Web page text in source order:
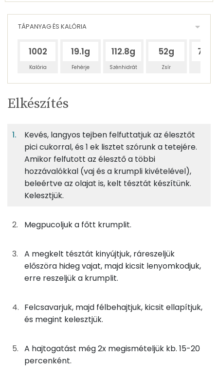
TÁPANYAG ÉS KALÓRIA
1002
Kalória
19.1g
Fehérje
112.8g
Szénhidrát
52g
Zsír
Egy
adagban
7%
Fehérje
44%
Szénhidrát
20%
Zsír
133g finomliszt
485 kcal
9gtojás
2gsó
14gnapraforgó olaj
125 kcal
42gvaj
299 kcal
1gcukor
TÁPANYAGTARTALOM
Egy
adagban
6
adagban
100
grammban
7%
Fehérje
44%
Szénhidrát
20%
Zsír
28%
Víz
TOP ásványi anyagok
Nátrium
Kálcium
Magnézium
TOP vitaminok
Kolin:
Elkészítés
Kevés, langyos tejben felfuttatjuk az élesztőt
pici cukorral, és 1 ek lisztet szórunk a tetejére.
Amikor felfutott az élesztő a többi
hozzávalókkal (vaj és a krumpli kivételével),
beleértve az olajat is, kelt tésztát készítünk.
Kelesztjük.
Megpucoljuk a főtt krumplit.
A megkelt tésztát kinyújtjuk, ráreszeljük
előszöra hideg vajat, majd kicsit lenyomkodjuk,
erre reszeljük a krumplit.
Felcsavarjuk, majd félbehajtjuk, kicsit ellapítjuk,
és megint kelesztjük.
A hajtogatást még 2x megismételjük kb. 15-20
percenként.